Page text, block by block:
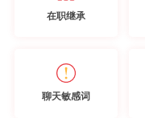
在职继承
聊天敏感词